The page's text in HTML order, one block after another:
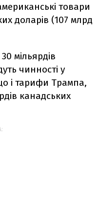
товари
доларів (107 млрд
мільярдів
чинності у
і тарифи Трампа,
канадських